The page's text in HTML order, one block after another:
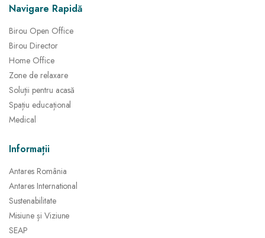
Navigare Rapidă
Birou Open Office
Birou Director
Home Office
Zone de relaxare
Soluții pentru acasă
Spațiu educațional
Medical
Informații
Antares România
Antares International
Sustenabilitate
Misiune și Viziune
SEAP